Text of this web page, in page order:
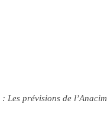
Les prévisions de l’Anacim